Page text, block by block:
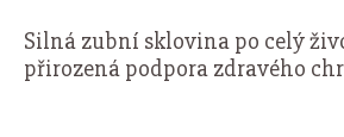
Silná zubní sklovina po celý
přirozená podpora zdravého